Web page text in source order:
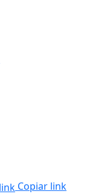
Copiar link